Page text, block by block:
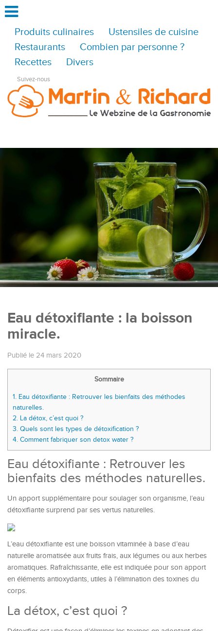
Produits culinaires
Ustensiles de cuisine
Restaurants
Combien par personne ?
Recettes
Divers
Suivez-nous
Eau détoxifiante : la boisson
miracle.
Publié le 24 mars 2020
Sommaire
1. Eau détoxifiante : Retrouver les bienfaits des méthodes
naturelles.
2. La détox, c’est quoi ?
3. Quels sont les types de détoxification ?
4. Comment fabriquer son detox water ?
Eau détoxifiante : Retrouver les
bienfaits des méthodes naturelles.
Un apport supplémentaire pour soulager son organisme, l’eau
détoxifiante surprend par ses vertus naturelles.
L’eau détoxifiante est une boisson vitaminée à base d’eau
naturelle aromatisée aux fruits frais, aux légumes ou aux herbes
aromatiques. Rafraîchissante, elle est indiquée pour son apport
en éléments antioxydants, utiles à l’élimination des toxines du
corps.
La détox, c’est quoi ?